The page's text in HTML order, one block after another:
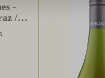
-
/